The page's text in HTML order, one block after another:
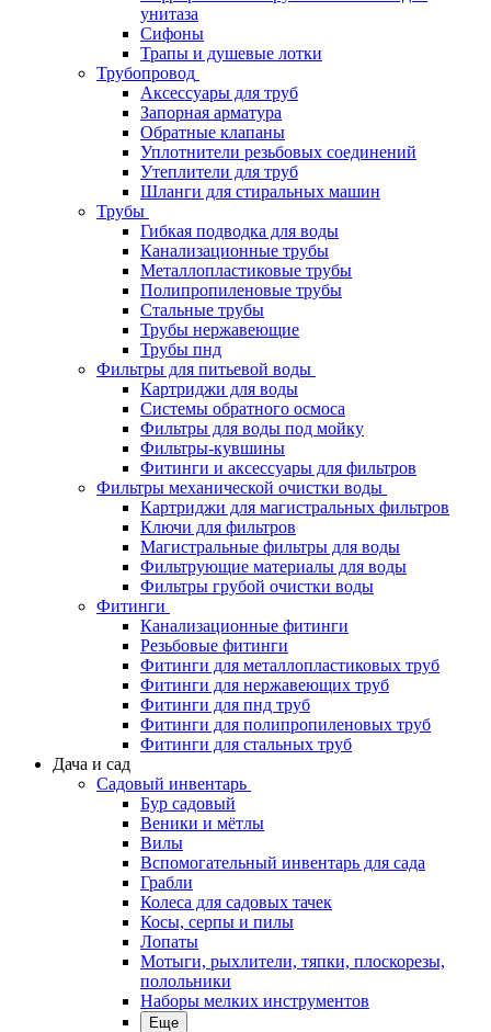
унитаза
Сифоны
Трапы и душевые лотки
Трубопровод
Аксессуары для труб
Запорная арматура
Обратные клапаны
Уплотнители резьбовых соединений
Утеплители для труб
Шланги для стиральных машин
Трубы
Гибкая подводка для воды
Канализационные трубы
Металлопластиковые трубы
Полипропиленовые трубы
Стальные трубы
Трубы нержавеющие
Трубы пнд
Фильтры для питьевой воды
Картриджи для воды
Системы обратного осмоса
Фильтры для воды под мойку
Фильтры-кувшины
Фитинги и аксессуары для фильтров
Фильтры механической очистки воды
Картриджи для магистральных фильтров
Ключи для фильтров
Магистральные фильтры для воды
Фильтрующие материалы для воды
Фильтры грубой очистки воды
Фитинги
Канализационные фитинги
Резьбовые фитинги
Фитинги для металлопластиковых труб
Фитинги для нержавеющих труб
Фитинги для пнд труб
Фитинги для полипропиленовых труб
Фитинги для стальных труб
Дача и сад
Садовый инвентарь
Бур садовый
Веники и мётлы
Вилы
Вспомогательный инвентарь для сада
Грабли
Колеса для садовых тачек
Косы, серпы и пилы
Лопаты
Мотыги, рыхлители, тяпки, плоскорезы,
полольники
Наборы мелких инструментов
Еще